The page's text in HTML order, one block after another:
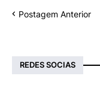
Postagem Anterior
REDES SOCIAS